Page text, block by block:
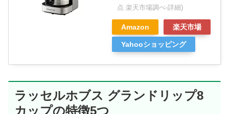
点 楽天市場調べ-詳細)
Amazon 楽天市場
Yahooショッピング
ラッセルホブス グランドリップ8
カップの特徴5つ